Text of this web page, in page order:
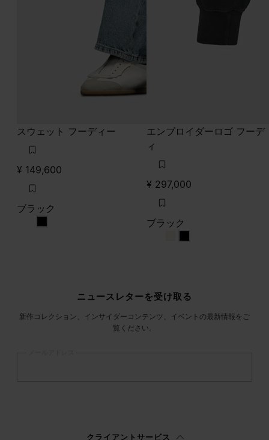
スウェット フーディー
¥ 149,600
ブラック
ブラック
エンブロイダーロゴ フーデ
ィ
¥ 297,000
ブラック
ブラック
ブラック
ニュースレターを受け取る
新作コレクション、インサイダーコンテンツ、イベントの最新情報をご
覧ください。
クライアントサービス